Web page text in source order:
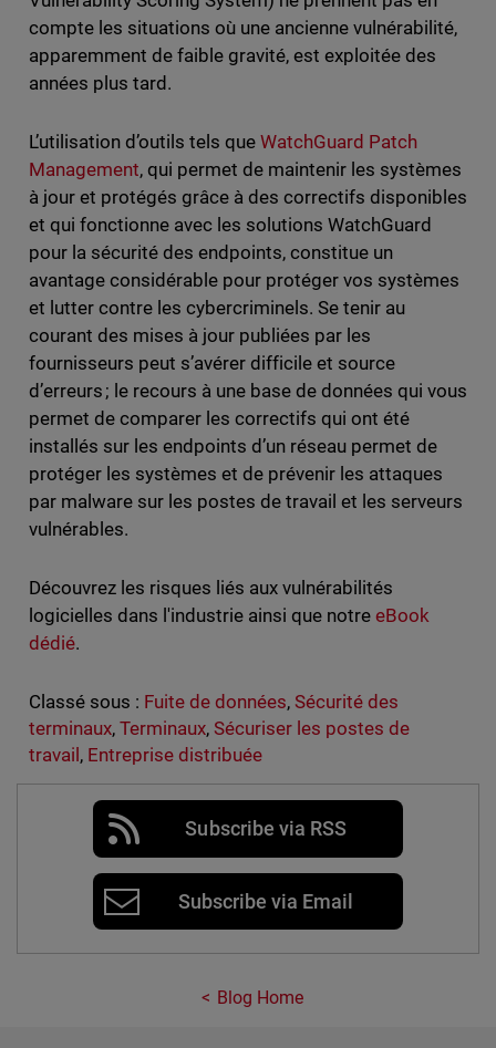
compte les situations où une ancienne vulnérabilité,
apparemment de faible gravité, est exploitée des
années plus tard.
L’utilisation d’outils tels queWatchGuard Patch
Management, qui permet de maintenir les systèmes
à jour et protégés grâce à des correctifs disponibles
et qui fonctionne avec les solutions WatchGuard
pour la sécurité des endpoints, constitue un
avantage considérable pour protéger vos systèmes
et lutter contre les cybercriminels. Se tenir au
courant des mises à jour publiées par les
fournisseurs peut s’avérer difficile et source
d’erreurs ; le recours à une base de données qui vous
permet de comparer les correctifs qui ont été
installés sur les endpoints d’un réseau permet de
protéger les systèmes et de prévenir les attaques
par malware sur les postes de travail et les serveurs
vulnérables.
Découvrez les risques liés aux vulnérabilités
logicielles dans l'industrie ainsi que notreeBook
dédié.
Classé sous : Fuite de données,Sécurité des
terminaux, Terminaux, Sécuriser les postes de
travail , Entreprise distribuée
Subscribe via RSS
Subscribe via Email
Blog Home